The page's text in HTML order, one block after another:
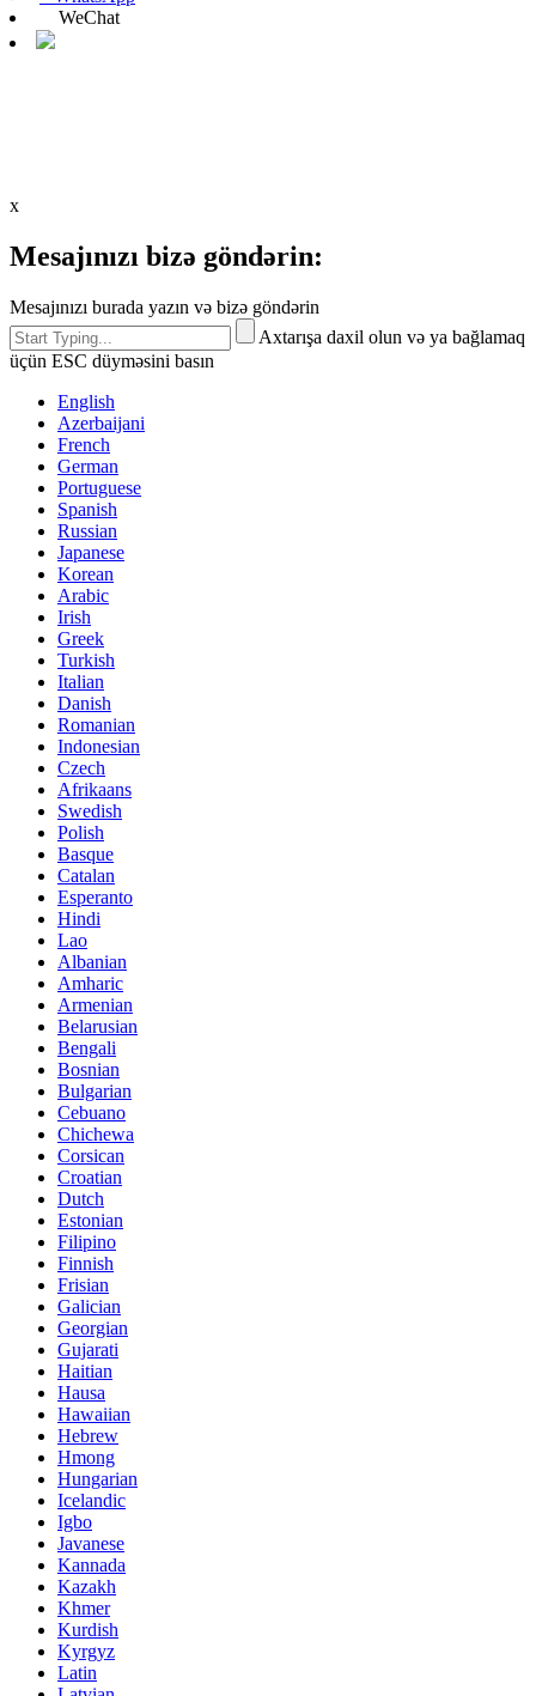
WeChat
x
Mesajınızı bizə göndərin:
Mesajınızı burada yazın və bizə göndərin
Axtarışa daxil olun və ya bağlamaq
üçün ESC düyməsini basın
English
Azerbaijani
French
German
Portuguese
Spanish
Russian
Japanese
Korean
Arabic
Irish
Greek
Turkish
Italian
Danish
Romanian
Indonesian
Czech
Afrikaans
Swedish
Polish
Basque
Catalan
Esperanto
Hindi
Lao
Albanian
Amharic
Armenian
Belarusian
Bengali
Bosnian
Bulgarian
Cebuano
Chichewa
Corsican
Croatian
Dutch
Estonian
Filipino
Finnish
Frisian
Galician
Georgian
Gujarati
Haitian
Hausa
Hawaiian
Hebrew
Hmong
Hungarian
Icelandic
Igbo
Javanese
Kannada
Kazakh
Khmer
Kurdish
Kyrgyz
Latin